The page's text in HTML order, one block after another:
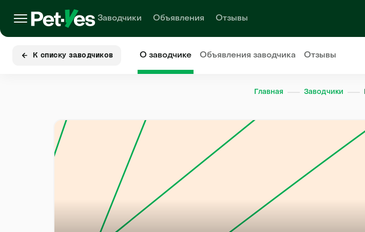
Заводчики Объявления Отзывы
К списку заводчиков О заводчике Объявлениязаводчика Отзывы
Главная Заводчики